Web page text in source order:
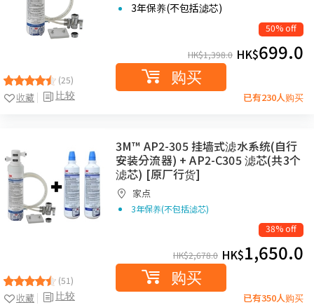
(25)
比较
收藏
3年保养(不包括滤芯)
50% off
HK$1,398.0 HK$699.0
购买
已有230人购买
(51)
比较
收藏
3M™ AP2-305 挂墙式滤水系统(自行
安装分流器) + AP2-C305 滤芯(共3个
滤芯) [原厂行货]
家点
3年保养(不包括滤芯)
38% off
HK$2,678.0 HK$1,650.0
购买
已有350人购买